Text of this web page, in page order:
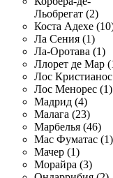
Льобрегат (2)
Коста Адехе
Ла Сения (1)
Ла-Оротава (1)
Ллорет де Мар
Лос
Лос Менорес (1)
Мадрид (4)
Малага (23)
Марбелья (46)
Мас Фуматас (1)
Мачер (1)
Морайра (3)